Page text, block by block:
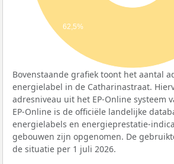
62,5%
Bovenstaande grafiek toont het aantal
energielabel in de Catharinastraat.
adresniveau uit het EP-Online systeem
EP-Online is de officiële landelijke
energielabels en energieprestatie-
gebouwen zijn opgenomen. De
de situatie per 1 juli 2026.